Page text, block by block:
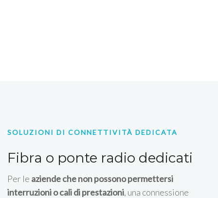
SOLUZIONI DI CONNETTIVITÀ DEDICATA
Fibra o ponte radio dedicati
Per le aziende che non possono permettersi
interruzioni o cali di prestazioni, una connessione